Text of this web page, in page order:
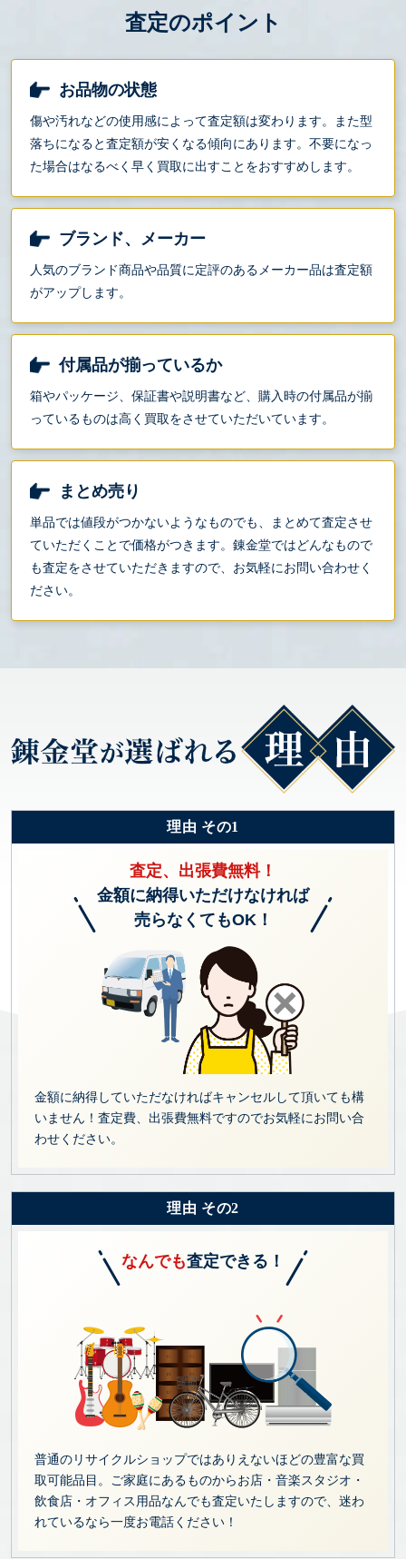
査定のポイント
お品物の状態
傷や汚れなどの使用感によって査定額は変わります。また型
落ちになると査定額が安くなる傾向にあります。不要になっ
た場合はなるべく早く買取に出すことをおすすめします。
ブランド、メーカー
人気のブランド商品や品質に定評のあるメーカー品は査定額
がアップします。
付属品が揃っているか
箱やパッケージ、保証書や説明書など、購入時の付属品が揃
っているものは高く買取をさせていただいています。
まとめ売り
単品では値段がつかないようなものでも、まとめて査定させ
ていただくことで価格がつきます。錬金堂ではどんなもので
も査定をさせていただきますので、お気軽にお問い合わせく
ださい。
理由 その1
査定、出張費無料！
金額に納得いただけなければ
売らなくてもOK！
金額に納得していただなければキャンセルして頂いても構
いません！査定費、出張費無料ですのでお気軽にお問い合
わせください。
理由 その2
なんでも査定できる！
普通のリサイクルショップではありえないほどの豊富な買
取可能品目。ご家庭にあるものからお店・音楽スタジオ・
飲食店・オフィス用品なんでも査定いたしますので、迷わ
れているなら一度お電話ください！